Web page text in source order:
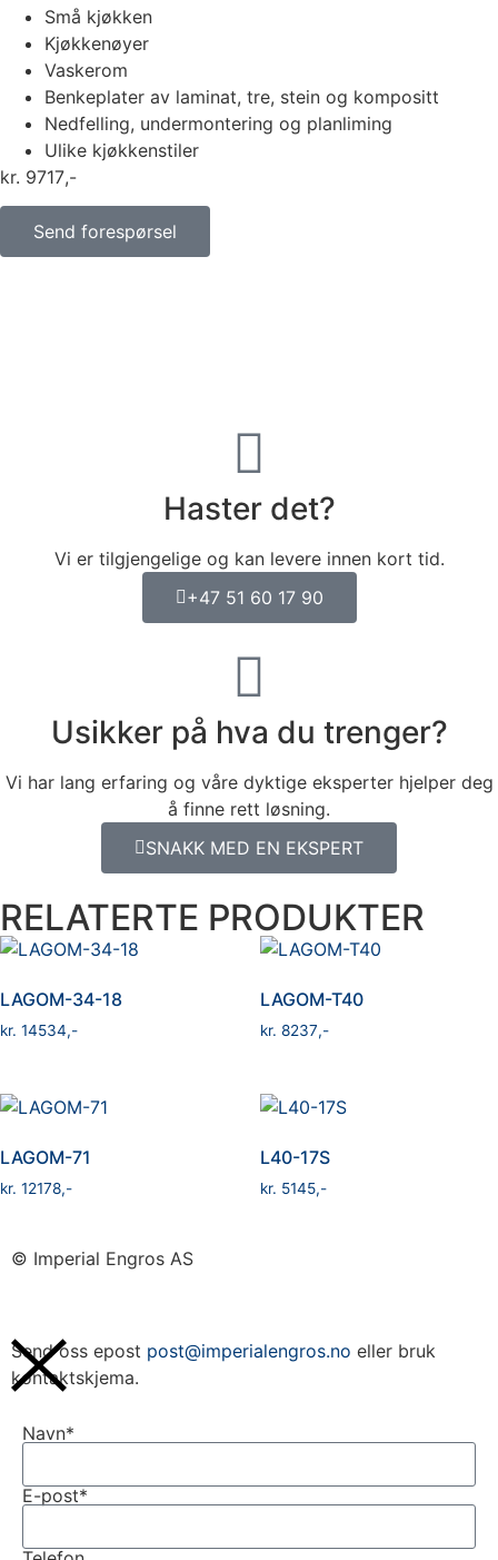
Små kjøkken
Kjøkkenøyer
Vaskerom
Benkeplater av laminat, tre, stein og kompositt
Nedfelling, undermontering og planliming
Ulike kjøkkenstiler
kr 9717
Send forespørsel
Haster det?
Vi er tilgjengelige og kan levere innen kort tid.
+47 51 60 17 90
Usikker på hva du trenger?
Vi har lang erfaring og våre dyktige eksperter hjelper deg
å finne rett løsning.
SNAKK MED EN EKSPERT
RELATERTE PRODUKTER
LAGOM-34-18
kr 14534
LAGOM-T40
kr 8237
LAGOM-71
kr 12178
L40-17S
kr 5145
© Imperial Engros AS
Send oss epost post@imperialengros.no eller bruk
kontaktskjema.
Navn*
E-post*